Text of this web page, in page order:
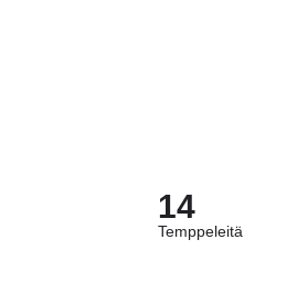
14
Temppeleitä